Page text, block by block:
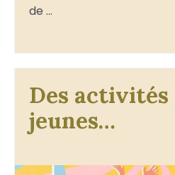
de …
Des activités
jeunes…